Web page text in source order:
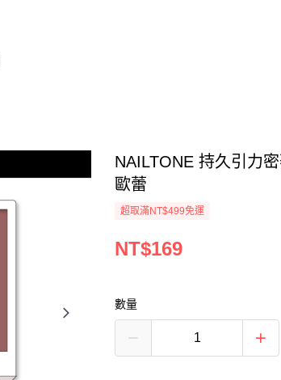
NAILTONE 持久引力
歐蕾
超取滿NT$499免運
NT$169
數量